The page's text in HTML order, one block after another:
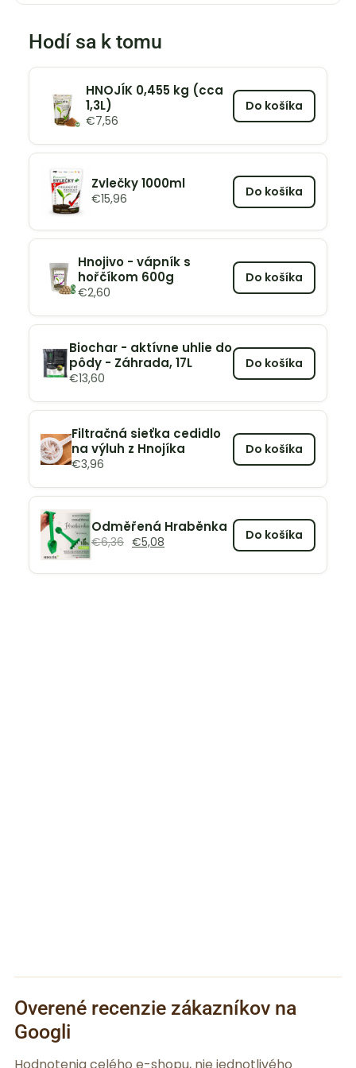
Hodí sa k tomu
HNOJÍK 0,455 kg (cca
1,3L)
€7,56
Do košíka
Zvlečky 1000ml
€15,96 Do košíka
Hnojivo - vápník s
hořčíkom 600g
€2,60
Do košíka
Biochar - aktívne uhlie do
pôdy - Záhrada, 17L
€13,60
Do košíka
Filtračná sieťka cedidlo
na výluh z Hnojíka
€3,96
Do košíka
Odměřená Hraběnka
€6,36 €5,08 Do košíka
Overené recenzie zákazníkov na
Googli
Hodnotenia celého e-shopu, nie jednotlivého